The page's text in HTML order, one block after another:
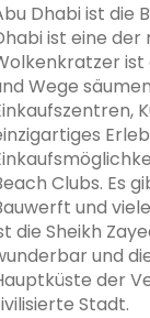
Dhabi ist die
ist eine
ist
Wege
Clubs. Es
und
die Sheikh
und
der
Stadt.